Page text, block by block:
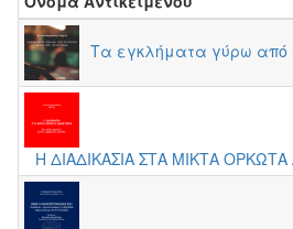
Τα εγκλήματα γύρω από
Η ΔΙΑΔΙΚΑΣΙΑ ΣΤΑ ΜΙΚΤΑ ΟΡΚΩΤΑ